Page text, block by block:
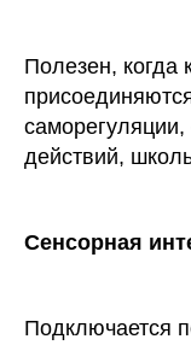
Полезен, когда
действий,
Сенсорная
Подключается